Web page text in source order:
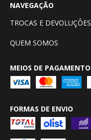
NAVEGAÇÃO
TROCAS E DEVOLUÇÔES
QUEM SOMOS
MEIOS DE PAGAMENTO
FORMAS DE ENVIO